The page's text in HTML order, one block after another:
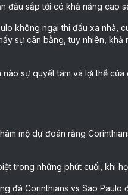
sắp tới có khả năng cao
không ngại thi đấu xa nhà,
sự cân bằng, tuy nhiên, khả
sự quyết tâm và lợi thế
mộ dự đoán rằng
trong những phút cuối, khi
đá Corinthians vs Sao Paulo